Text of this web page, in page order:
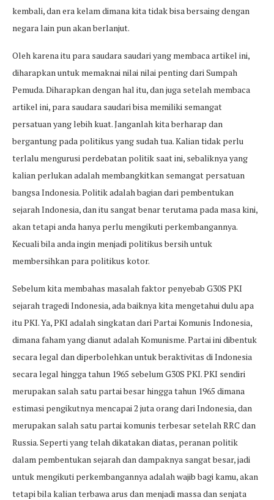
kembali, dan era kelam dimana kita tidak bisa bersaing dengan
negara lain pun akan berlanjut.
Oleh karena itu para saudara saudari yang membaca artikel ini,
diharapkan untuk memaknai nilai nilai penting dari Sumpah
Pemuda. Diharapkan dengan hal itu, dan juga setelah membaca
artikel ini, para saudara saudari bisa memiliki semangat
persatuan yang lebih kuat. Janganlah kita berharap dan
bergantung pada politikus yang sudah tua. Kalian tidak perlu
terlalu mengurusi perdebatan politik saat ini, sebaliknya yang
kalian perlukan adalah membangkitkan semangat persatuan
bangsa Indonesia. Politik adalah bagian dari pembentukan
sejarah Indonesia, dan itu sangat benar terutama pada masa kini,
akan tetapi anda hanya perlu mengikuti perkembangannya.
Kecuali bila anda ingin menjadi politikus bersih untuk
membersihkan para politikus kotor.
Sebelum kita membahas masalah faktor penyebab G30S PKI
sejarah tragedi Indonesia, ada baiknya kita mengetahui dulu apa
itu PKI. Ya, PKI adalah singkatan dari Partai Komunis Indonesia,
dimana faham yang dianut adalah Komunisme. Partai ini dibentuk
secara legal dan diperbolehkan untuk beraktivitas di Indonesia
secara legal hingga tahun 1965 sebelum G30S PKI. PKI sendiri
merupakan salah satu partai besar hingga tahun 1965 dimana
estimasi pengikutnya mencapai 2 juta orang dari Indonesia, dan
merupakan salah satu partai komunis terbesar setelah RRC dan
Russia. Seperti yang telah dikatakan diatas, peranan politik
dalam pembentukan sejarah dan dampaknya sangat besar, jadi
untuk mengikuti perkembangannya adalah wajib bagi kamu, akan
tetapi bila kalian terbawa arus dan menjadi massa dan senjata